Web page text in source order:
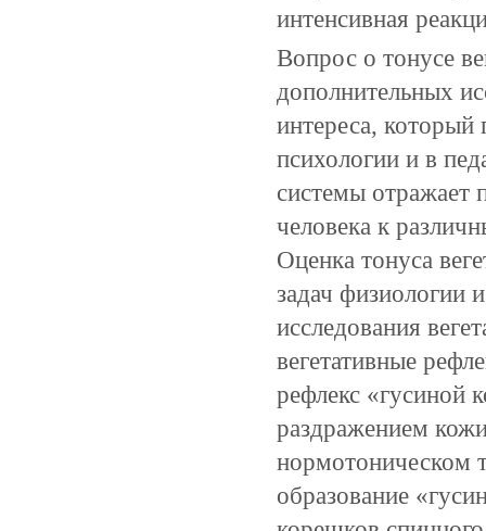
интенсивная
Вопрос о тонусе
дополнительных
интереса,
психологии и в
системы отражает
человека к
Оценка тонуса
задач физиологии
исследования
вегетативные
рефлекс «гусиной
раздражением
нормотоническом
образование